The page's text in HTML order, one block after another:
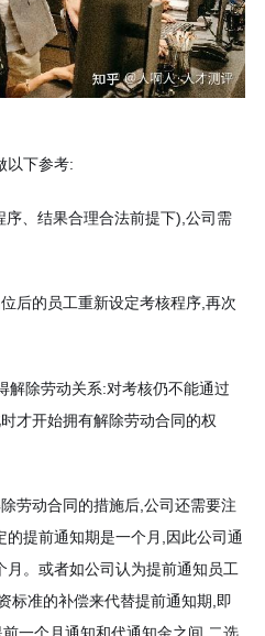
以下参考:
、结果合理合法前提下),公司需
后的员工重新设定考核程序,再次
解除劳动关系:对考核仍不能通过
才开始拥有解除劳动合同的权
劳动合同的措施后,公司还需要注
提前通知期是一个月,因此公司通
。或者如公司认为提前通知员工
标准的补偿来代替提前通知期,即